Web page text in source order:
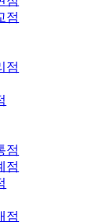
점
점
점
점
점